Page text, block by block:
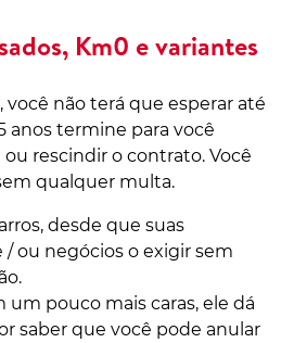
Km0 e variantes
não terá que esperar até
anos termine para você
rescindir o contrato. Você
qualquer multa.
desde que suas
ou negócios o exigir sem
um pouco mais caras, ele dá
saber que você pode anular